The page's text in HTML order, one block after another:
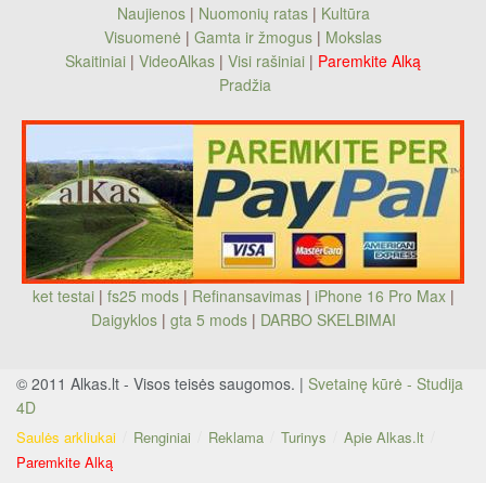
Naujienos| Nuomonių ratas| Kultūra
Visuomenė | Gamta ir žmogus | Mokslas
Skaitiniai | VideoAlkas | Visi rašiniai | Paremkite Alką
Pradžia
ket testai | fs25 mods| Refinansavimas| iPhone 16 Pro Max|
Daigyklos| gta 5 mods | DARBO SKELBIMAI
© 2011 Alkas.lt - Visos teisės saugomos. | Svetainę kūrė - Studija
4D
Saulės arkliukai Renginiai Reklama Turinys
Apie Alkas.lt
Paremkite Alką